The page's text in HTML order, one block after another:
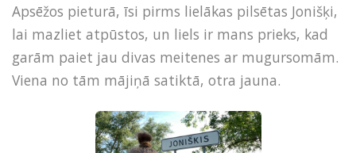
Apsēžos pieturā, īsi pirms lielākas pilsētas Jonišķi,
lai mazliet atpūstos, un liels ir mans prieks, kad
garām paiet jau divas meitenes ar mugursomām.
Viena no tām mājiņā satiktā, otra jauna.